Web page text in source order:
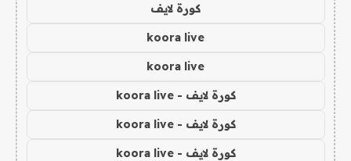
كورة لايف
koora live
koora live
كورة لايف - koora live
كورة لايف - koora live
كورة لايف - koora live